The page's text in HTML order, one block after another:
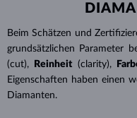
Beim Schätzen und
grundsätzlichen Parameter
(cut),
Reinheit (clarity),
Eigenschaften haben einen
Diamanten.